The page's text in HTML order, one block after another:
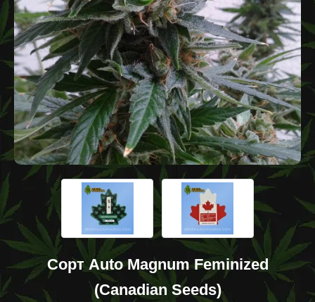
Сорт Auto Magnum Feminized
(Canadian Seeds)